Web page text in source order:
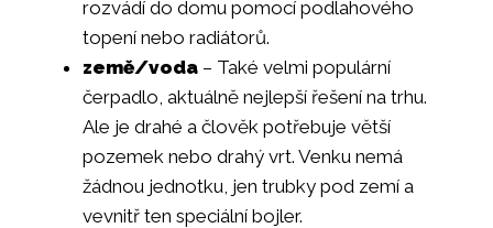
rozvádí do domu pomocí podlahového
topení nebo radiátorů.
země/voda – Také velmi populární
čerpadlo, aktuálně nejlepší řešení na trhu.
Ale je drahé a člověk potřebuje větší
pozemek nebo drahý vrt. Venku nemá
žádnou jednotku, jen trubky pod zemí a
vevnitř ten speciální bojler.